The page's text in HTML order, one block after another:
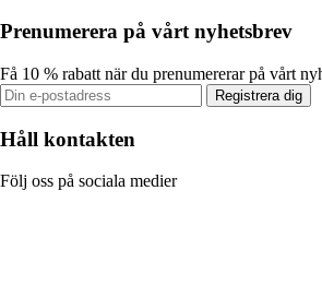
Prenumerera på vårt nyhetsbrev
Få 10 % rabatt när du prenumererar på vårt
Registrera dig
Håll kontakten
Följ oss på sociala medier